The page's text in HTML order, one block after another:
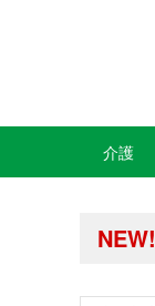
介護
NEW!